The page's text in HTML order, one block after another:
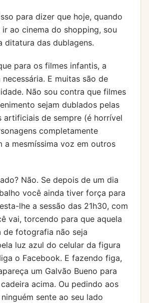
para dizer que hoje, quando
ao cinema do shopping, sou
ditatura das dublagens.
para os filmes infantis, a
E muitas são de
Não sou contra que filmes
sejam dublados pelas
artificiais de sempre (é horrível
completamente
a mesmíssima voz em outros
Não. Se depois de um dia
você ainda tiver força para
lhe a sessão das 21h30, com
vai, torcendo para que aquela
de fotografia não seja
luz azul do celular da figura
o Facebook. E fazendo figa,
um Galvão Bueno para
acima. Ou pedindo aos
sente ao seu lado